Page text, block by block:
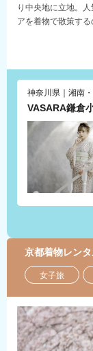
り中央地に立地。
アを着物で散策す
イイ飾り紐もたく
神奈川県｜湘南
VASARA鎌倉
京都着物レン
女子旅